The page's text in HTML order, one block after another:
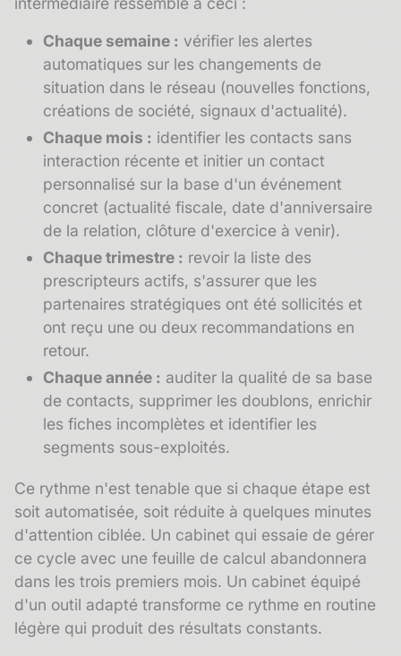
Chaque semaine : vérifier les alertes
automatiques sur les changements de
situation dans le réseau (nouvelles fonctions,
créations de société, signaux d'actualité).
Chaque mois : identifier les contacts sans
interaction récente et initier un contact
personnalisé sur la base d'un événement
concret (actualité fiscale, date d'anniversaire
de la relation, clôture d'exercice à venir).
Chaque trimestre : revoir la liste des
prescripteurs actifs, s'assurer que les
partenaires stratégiques ont été sollicités et
ont reçu une ou deux recommandations en
retour.
Chaque année : auditer la qualité de sa base
de contacts, supprimer les doublons, enrichir
les fiches incomplètes et identifier les
segments sous-exploités.
Ce rythme n'est tenable que si chaque étape est
soit automatisée, soit réduite à quelques minutes
d'attention ciblée. Un cabinet qui essaie de gérer
ce cycle avec une feuille de calcul abandonnera
dans les trois premiers mois. Un cabinet équipé
d'un outil adapté transforme ce rythme en routine
légère qui produit des résultats constants.